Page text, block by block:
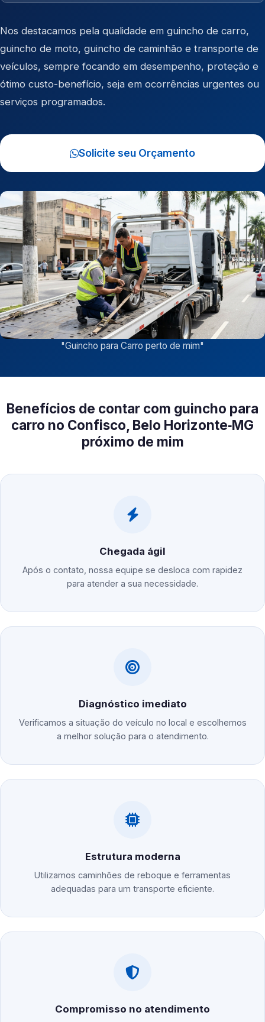
Nos destacamos pela qualidade em guincho de carro,
guincho de moto, guincho de caminhão e transporte de
veículos, sempre focando em desempenho, proteção e
ótimo custo-benefício, seja em ocorrências urgentes ou
serviços programados.
Solicite seu Orçamento
"Guincho para Carro perto de mim"
Benefícios de contar com guincho para
carro no Confisco, Belo Horizonte‑MG
próximo de mim
Chegada ágil
Após o contato, nossa equipe se desloca com rapidez
para atender a sua necessidade.
Diagnóstico imediato
Verificamos a situação do veículo no local e escolhemos
a melhor solução para o atendimento.
Estrutura moderna
Utilizamos caminhões de reboque e ferramentas
adequadas para um transporte eficiente.
Compromisso no atendimento